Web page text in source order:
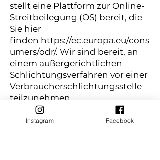
stellt eine Plattform zur Online-
Streitbeilegung (OS) bereit, die
Sie hier
finden https://ec.europa.eu/cons
umers/odr/. Wir sind bereit, an
einem außergerichtlichen
Schlichtungsverfahren vor einer
Verbraucherschlichtungsstelle
teilzunehmen.
Impressum erstellt mit
demTrusted Shops
Rechtstexter
Instagram Facebook